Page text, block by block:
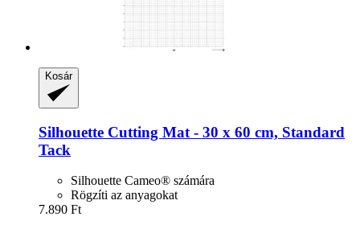
Kosár
Silhouette Cutting Mat -​ 30 x 60 cm, Standard
Tack
Silhouette Cameo® számára
Rögzíti az anyagokat
7.890 Ft